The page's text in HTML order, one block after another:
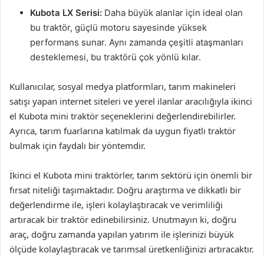
Kubota LX Serisi: Daha büyük alanlar için ideal olan
bu traktör, güçlü motoru sayesinde yüksek
performans sunar. Aynı zamanda çeşitli ataşmanları
desteklemesi, bu traktörü çok yönlü kılar.
Kullanıcılar, sosyal medya platformları, tarım makineleri
satışı yapan internet siteleri ve yerel ilanlar aracılığıyla ikinci
el Kubota mini traktör seçeneklerini değerlendirebilirler.
Ayrıca, tarım fuarlarına katılmak da uygun fiyatlı traktör
bulmak için faydalı bir yöntemdir.
İkinci el Kubota mini traktörler, tarım sektörü için önemli bir
fırsat niteliği taşımaktadır. Doğru araştırma ve dikkatli bir
değerlendirme ile, işleri kolaylaştıracak ve verimliliği
artıracak bir traktör edinebilirsiniz. Unutmayın ki, doğru
araç, doğru zamanda yapılan yatırım ile işlerinizi büyük
ölçüde kolaylaştıracak ve tarımsal üretkenliğinizi artıracaktır.